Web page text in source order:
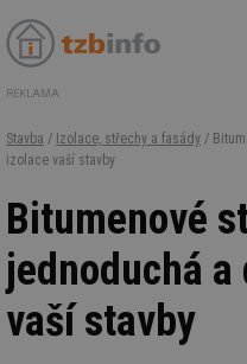
REKLAMA
Stavba / Izolace, střechy a fasády /
izolace vaší stavby
Bitumenové
jednoduchá
vaší stavby